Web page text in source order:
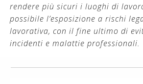
rendere più sicuri i luoghi di
possibile l’esposizione a rischi
lavorativa, con il fine ultimo di
incidenti e malattie professionali.